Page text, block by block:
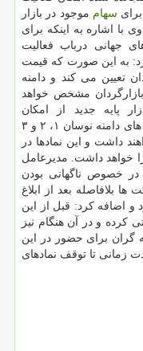
سهام موجود در بازار
وی با اشاره به اینكه برای
جهانی درباب فعالیت
به این صورت كه قیمت
تعیین می كند و دامنه
مشخص خواهد
پایه جدید از امكان
بازارگردانی بهره ببرند، مشمول محدودیت های دامنه نوسان ۱، ۲ و ۳
خواهند داشت و این نمادها در
نوسان تا ۱۰ درصد را خواهد داشت. مدیرعامل
در خصوص ناگهانی بودن
بلافاصله بعد از ابلاغ
و اضافه كرد: قبل از این
كرده و در آن هنگام نیز
گران برای حضور در این
زمانی تا توقف نمادهای